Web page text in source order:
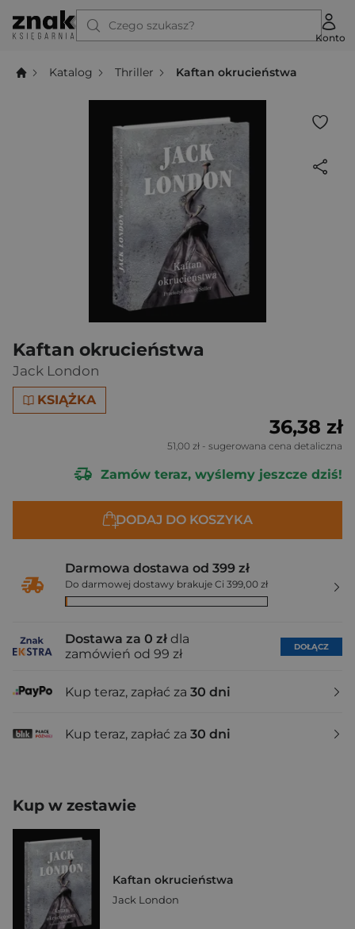
Czego szukasz?
Konto
Katalog Thriller Kaftan okrucieństwa
Kaftan okrucieństwa
Jack London
KSIĄŻKA
36,38 zł
51,00 zł - sugerowana cena detaliczna
Zamów teraz, wyślemy jeszcze dziś!
DODAJ DO KOSZYKA
Darmowa dostawa od 399 zł
Do darmowej dostawy brakuje Ci 399,00 zł
Dostawa za 0 zł dla
zamówień od 99 zł
DOŁĄCZ
Kup teraz, zapłać za 30 dni
Kup teraz, zapłać za 30 dni
Kup w zestawie
Kaftan okrucieństwa
Jack London